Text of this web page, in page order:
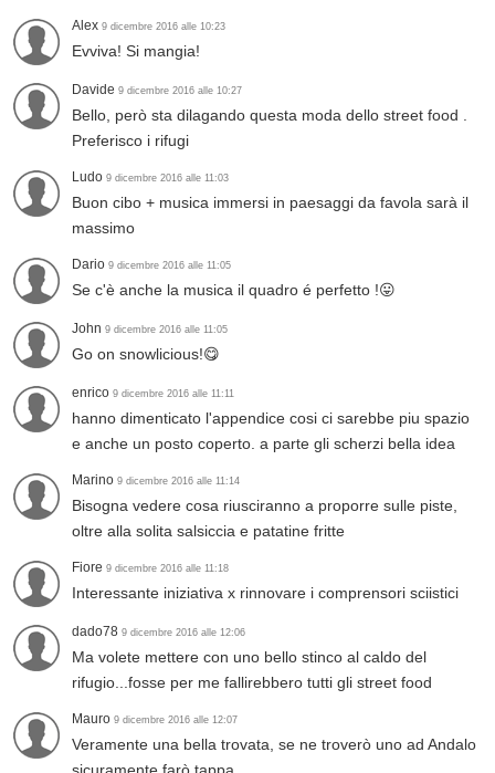
Alex 9 dicembre 2016 alle 10:23
Evviva! Si mangia!
Davide 9 dicembre 2016 alle 10:27
Bello, però sta dilagando questa moda dello street food .
Preferisco i rifugi
Ludo 9 dicembre 2016 alle 11:03
Buon cibo + musica immersi in paesaggi da favola sarà il
massimo
Dario 9 dicembre 2016 alle 11:05
Se c'è anche la musica il quadro é perfetto !😛
John 9 dicembre 2016 alle 11:05
Go on snowlicious!😋
enrico 9 dicembre 2016 alle 11:11
hanno dimenticato l'appendice cosi ci sarebbe piu spazio
e anche un posto coperto. a parte gli scherzi bella idea
Marino 9 dicembre 2016 alle 11:14
Bisogna vedere cosa riusciranno a proporre sulle piste,
oltre alla solita salsiccia e patatine fritte
Fiore 9 dicembre 2016 alle 11:18
Interessante iniziativa x rinnovare i comprensori sciistici
dado78 9 dicembre 2016 alle 12:06
Ma volete mettere con uno bello stinco al caldo del
rifugio...fosse per me fallirebbero tutti gli street food
Mauro 9 dicembre 2016 alle 12:07
Veramente una bella trovata, se ne troverò uno ad Andalo